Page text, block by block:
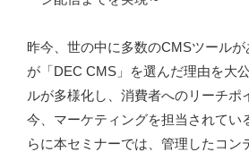
昨今、世の中に多数のCMSツール
が「DEC CMS」を選んだ理由を大
ルが多様化し、消費者へのリーチポ
今、マーケティングを担当されてい
らに本セミナーでは、管理したコン